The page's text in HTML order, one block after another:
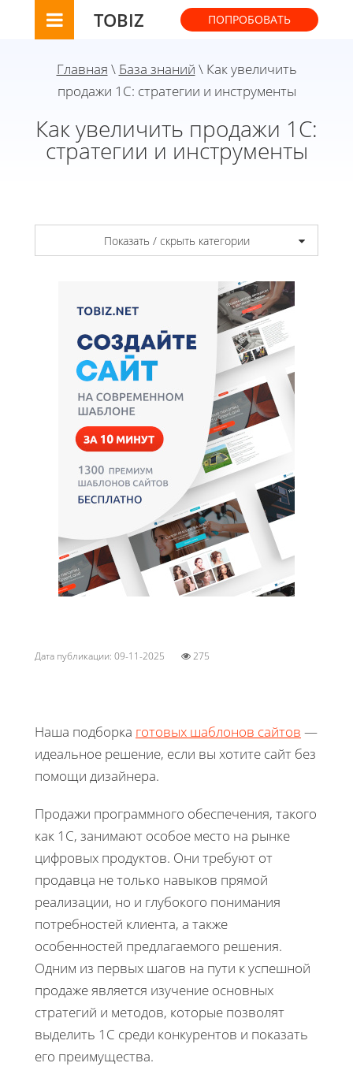
TOBIZ ПОПРОБОВАТЬ
Главная \ База знаний \ Как увеличить
продажи 1С: стратегии и инструменты
Как увеличить продажи 1С:
стратегии и инструменты
Показать / скрыть категории
Дата публикации: 09-11-2025 275
Наша подборка готовых шаблонов сайтов —
идеальное решение, если вы хотите сайт без
помощи дизайнера.
Продажи программного обеспечения, такого
как 1С, занимают особое место на рынке
цифровых продуктов. Они требуют от
продавца не только навыков прямой
реализации, но и глубокого понимания
потребностей клиента, а также
особенностей предлагаемого решения.
Одним из первых шагов на пути к успешной
продаже является изучение основных
стратегий и методов, которые позволят
выделить 1С среди конкурентов и показать
его преимущества.